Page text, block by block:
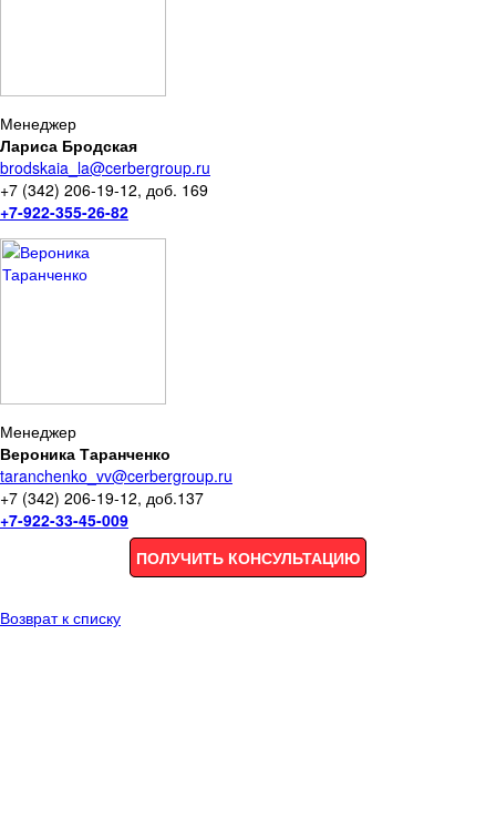
Менеджер
Лариса Бродская
brodskaia_la@cerbergroup.ru
+7 (342) 206-19-12, доб. 169
+7-922-355-26-82
Менеджер
Вероника Таранченко
taranchenko_vv@cerbergroup.ru
+7 (342) 206-19-12, доб.137
+7-922-33-45-009
ПОЛУЧИТЬ КОНСУЛЬТАЦИЮ
Возврат к списку